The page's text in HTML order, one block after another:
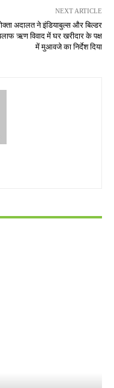
NEXT ARTICLE
अदालत ने इंडियाबुल्स और बिल्डर
ऋण विवाद में घर खरीदार के पक्ष
में मुआवजे का निर्देश दिया